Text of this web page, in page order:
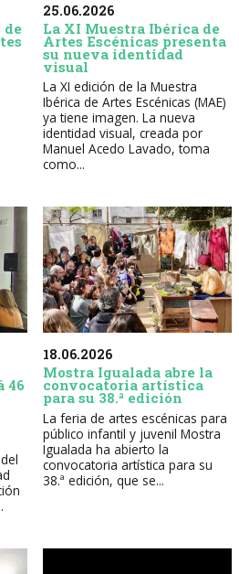
de
25.06.2026
La XI Muestra Ibérica de
Artes Escénicas presenta
su nueva identidad
visual
La XI edición de la Muestra
Ibérica de Artes Escénicas (MAE)
ya tiene imagen. La nueva
identidad visual, creada por
Manuel Acedo Lavado, toma
como...
46
18.06.2026
Mostra Igualada abre la
convocatoria artística
para su 38.ª edición
La feria de artes escénicas para
público infantil y juvenil Mostra
Igualada ha abierto la
convocatoria artística para su
38.ª edición, que se...